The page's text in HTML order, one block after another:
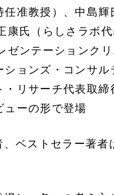
准教授）、中島
康氏（らしさラボ
ゼンテーションク
ョンズ・コンサ
リサーチ代表取締
ーの形で登場
ベストセラー著